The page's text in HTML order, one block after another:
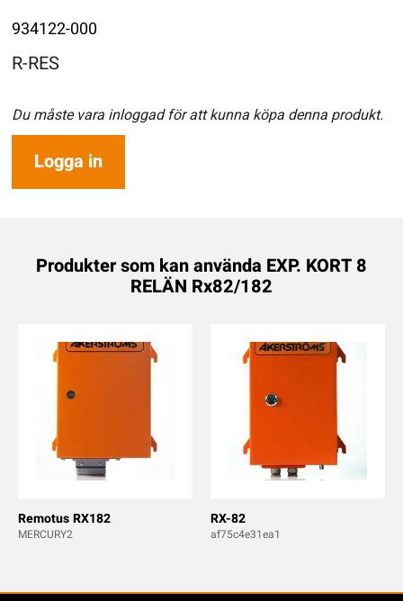
934122-000
R-RES
Du måste vara inloggad för att kunna köpa denna produkt.
Logga in
Produkter som kan använda EXP. KORT 8
RELÄN Rx82/182
Remotus RX182
MERCURY2
RX-82
af75c4e31ea1